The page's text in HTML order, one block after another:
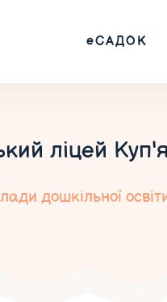
еСАДОК
ліцей
дошкільної